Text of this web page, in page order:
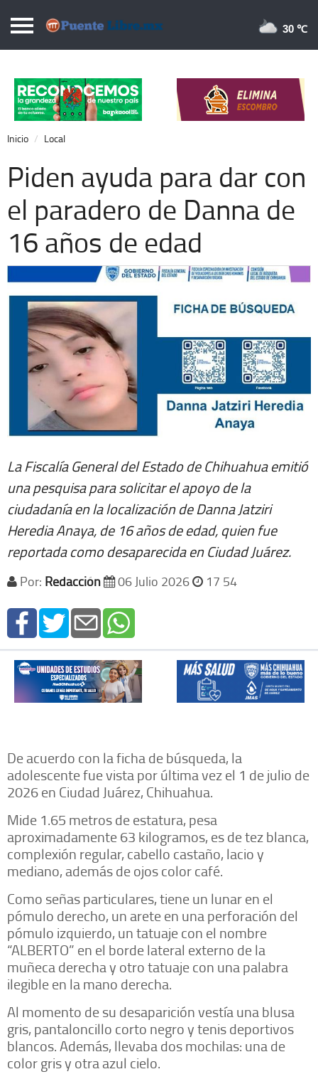
Puentelibre.mx
Local
Nacional
Opinión
Cronos
Economía
Espectáculos
Extra +
30 ℃
Inicio Local
Piden ayuda para dar con
el paradero de Danna de
16 años de edad
La Fiscalía General del Estado de Chihuahua emitió
una pesquisa para solicitar el apoyo de la
ciudadanía en la localización de Danna Jatziri
Heredia Anaya, de 16 años de edad, quien fue
reportada como desaparecida en Ciudad Juárez.
Por: Redacción 06 Julio 2026 17 54
De acuerdo con la ficha de búsqueda, la
adolescente fue vista por última vez el 1 de julio de
2026 en Ciudad Juárez, Chihuahua.
Mide 1.65 metros de estatura, pesa
aproximadamente 63 kilogramos, es de tez blanca,
complexión regular, cabello castaño, lacio y
mediano, además de ojos color café.
Como señas particulares, tiene un lunar en el
pómulo derecho, un arete en una perforación del
pómulo izquierdo, un tatuaje con el nombre
“ALBERTO” en el borde lateral externo de la
muñeca derecha y otro tatuaje con una palabra
ilegible en la mano derecha.
Al momento de su desaparición vestía una blusa
gris, pantaloncillo corto negro y tenis deportivos
blancos. Además, llevaba dos mochilas: una de
color gris y otra azul cielo.